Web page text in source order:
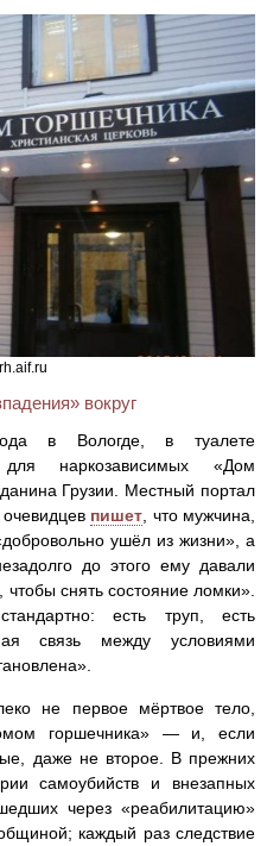
вокруг
в Вологде, в туалете
для наркозависимых «Дом
Грузии. Местный портал
пишет , что мужчина,
ушёл из жизни», а
до этого ему давали
чтобы снять состояние ломки».
есть труп, есть
связь между условиями
не первое мёртвое тело,
горшечника» — и, если
даже не второе. В прежних
самоубийств и внезапных
через «реабилитацию»
каждый раз следствие